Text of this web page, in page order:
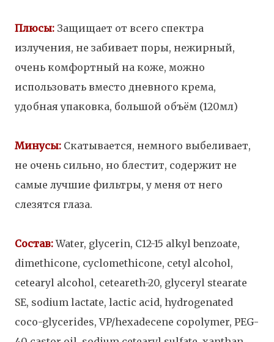
Плюсы: Защищает от всего спектра
излучения, не забивает поры, нежирный,
очень комфортный на коже, можно
использовать вместо дневного крема,
удобная упаковка, большой объём (120мл)
Минусы: Скатывается, немного выбеливает,
не очень сильно, но блестит, содержит не
самые лучшие фильтры, у меня от него
слезятся глаза.
Состав: Water, glycerin, C12-15 alkyl benzoate,
dimethicone, cyclomethicone, cetyl alcohol,
cetearyl alcohol, ceteareth-20, glyceryl stearate
SE, sodium lactate, lactic acid, hydrogenated
coco-glycerides, VP/hexadecene copolymer, PEG-